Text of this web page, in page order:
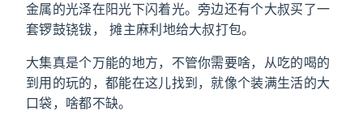
金属的光泽在阳光下闪着光。旁边还有个大叔买了一
套锣鼓铙钹， 摊主麻利地给大叔打包。
大集真是个万能的地方，不管你需要啥，从吃的喝的
到用的玩的，都能在这儿找到，就像个装满生活的大
口袋，啥都不缺。